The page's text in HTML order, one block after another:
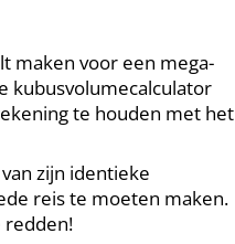
maken voor een mega-
kubusvolumecalculator
te houden met het
zijn identieke
reis te moeten maken.
redden!